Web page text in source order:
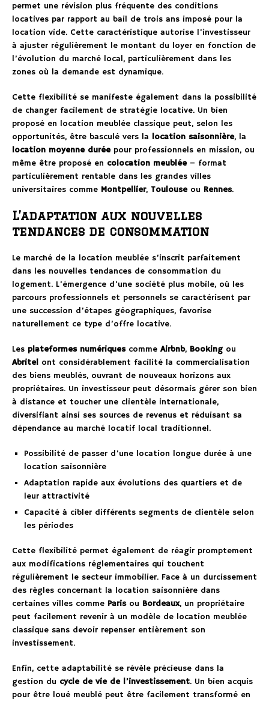
permet une révision plus fréquente des conditions
locatives par rapport au bail de trois ans imposé pour la
location vide. Cette caractéristique autorise l’investisseur
à ajuster régulièrement le montant du loyer en fonction de
l’évolution du marché local, particulièrement dans les
zones où la demande est dynamique.
Cette flexibilité se manifeste également dans la possibilité
de changer facilement de stratégie locative. Un bien
proposé en location meublée classique peut, selon les
opportunités, être basculé vers la location saisonnière, la
location moyenne duréepour professionnels en mission, ou
même être proposé en colocation meublée– format
particulièrement rentable dans les grandes villes
universitaires comme Montpellier, Toulouseou Rennes.
L’adaptation aux nouvelles
tendances de consommation
Le marché de la location meublée s’inscrit parfaitement
dans les nouvelles tendances de consommation du
logement. L’émergence d’une société plus mobile, où les
parcours professionnels et personnels se caractérisent par
une succession d’étapes géographiques, favorise
naturellement ce type d’offre locative.
Les plateformes numériquescomme Airbnb, Booking ou
Abritel ont considérablement facilité la commercialisation
des biens meublés, ouvrant de nouveaux horizons aux
propriétaires. Un investisseur peut désormais gérer son bien
à distance et toucher une clientèle internationale,
diversifiant ainsi ses sources de revenus et réduisant sa
dépendance au marché locatif local traditionnel.
Possibilité de passer d’une location longue durée à une
location saisonnière
Adaptation rapide aux évolutions des quartiers et de
leur attractivité
Capacité à cibler différents segments de clientèle selon
les périodes
Cette flexibilité permet également de réagir promptement
aux modifications réglementaires qui touchent
régulièrement le secteur immobilier. Face à un durcissement
des règles concernant la location saisonnière dans
certaines villes comme Parisou Bordeaux, un propriétaire
peut facilement revenir à un modèle de location meublée
classique sans devoir repenser entièrement son
investissement.
Enfin, cette adaptabilité se révèle précieuse dans la
gestion du cycle de vie de l’investissement. Un bien acquis
pour être loué meublé peut être facilement transformé en